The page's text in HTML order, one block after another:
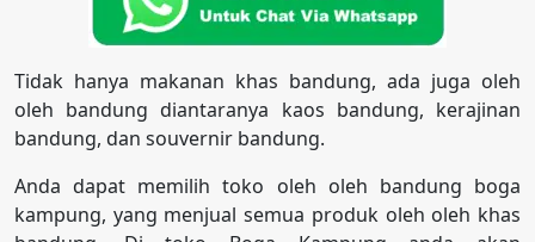
Tidak hanya makanan khas bandung, ada juga oleh
oleh bandung diantaranya kaos bandung, kerajinan
bandung, dan souvernir bandung.
Anda dapat memilih toko oleh oleh bandung boga
kampung, yang menjual semua produk oleh oleh khas